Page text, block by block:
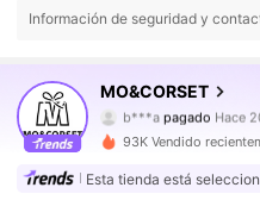
Información de seguridad y
MO&CORSET
b***apagado Hace
b***2 seguido hace
93K Vendido
Esta tienda está